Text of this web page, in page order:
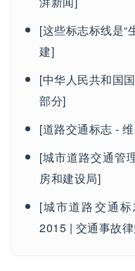
[这些标志标线是“
建]
[中华人民共和国
部分]
[道路交通标志 -
[城市道路交通管
房和建设局]
[城市道路交通
2015 | 交通事故